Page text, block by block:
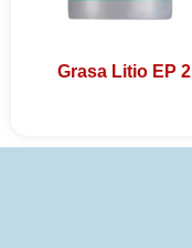
Grasa Litio EP 2